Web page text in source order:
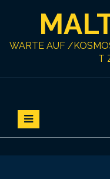
WARTE AUF /
T